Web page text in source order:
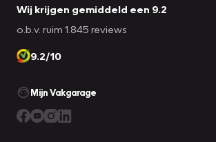
Wij krijgen gemiddeld een 9.2
o.b.v. ruim 1.845 reviews
9.2/10
Mijn Vakgarage